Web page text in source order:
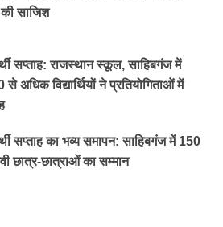
की साजिश
सप्ताह: राजस्थान स्कूल, साहिबगंज में
अधिक विद्यार्थियों ने प्रतियोगिताओं में
सप्ताह का भव्य समापन: साहिबगंज में 150
छात्र-छात्राओं का सम्मान